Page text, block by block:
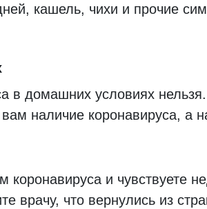
кашель, чихи и прочие
в домашних условиях
наличие коронавируса, а
и чувствуете
что вернулись из